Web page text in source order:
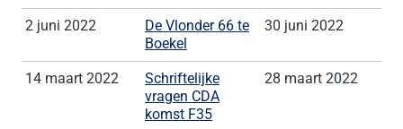
2 juni 2022
De Vlonder 66 te
Boekel
30 juni 2022
14 maart 2022
Schriftelijke
vragen CDA
komst F35
28 maart 2022